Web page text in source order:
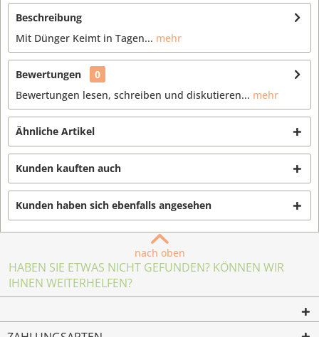
Beschreibung
Mit Dünger Keimt in Tagen... mehr
Bewertungen
0
Bewertungen lesen, schreiben und diskutieren... mehr
Ähnliche Artikel
Kunden kauften auch
Kunden haben sich ebenfalls angesehen
nach oben
HABEN SIE ETWAS NICHT GEFUNDEN? KÖNNEN WIR
IHNEN WEITERHELFEN?